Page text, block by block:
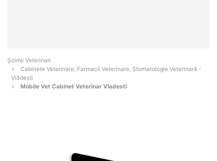
Șoimii Veterinari
Cabinete Veterinare, Farmacii Veterinare, Stomatologie Veterinară -
Vlădeşti
Mobile Vet Cabinet Veterinar Vladesti